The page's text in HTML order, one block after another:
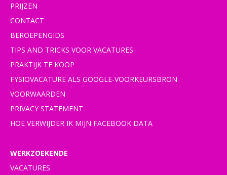
PRIJZEN
CONTACT
BEROEPENGIDS
TIPS AND TRICKS VOOR VACATURES
PRAKTIJK TE KOOP
FYSIOVACATURE ALS GOOGLE-VOORKEURSBRON
VOORWAARDEN
PRIVACY STATEMENT
HOE VERWIJDER IK MIJN FACEBOOK DATA
WERKZOEKENDE
VACATURES